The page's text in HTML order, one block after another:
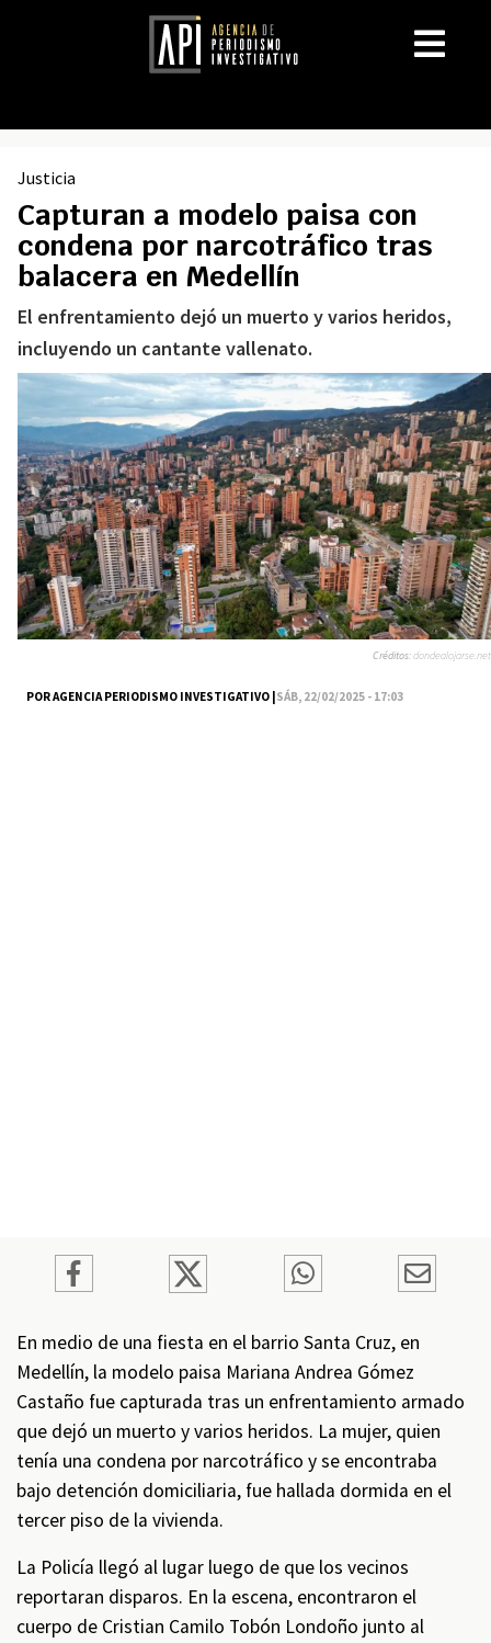
Justicia
Capturan a modelo paisa con
condena por narcotráfico tras
balacera en Medellín
El enfrentamiento dejó un muerto y varios heridos,
incluyendo un cantante vallenato.
POR AGENCIA PERIODISMO INVESTIGATIVO |SÁB, 22/02/2025 - 17:03
Créditos:dondealojarse.net
En medio de una fiesta en el barrio Santa Cruz, en
Medellín, la modelo paisa Mariana Andrea Gómez
Castaño fue capturada tras un enfrentamiento armado
que dejó un muerto y varios heridos. La mujer, quien
tenía una condena por narcotráfico y se encontraba
bajo detención domiciliaria, fue hallada dormida en el
tercer piso de la vivienda.
La Policía llegó al lugar luego de que los vecinos
reportaran disparos. En la escena, encontraron el
cuerpo de Cristian Camilo Tobón Londoño junto al